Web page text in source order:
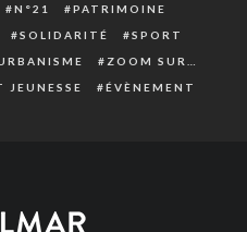
N°21
PATRIMOINE
SOLIDARITÉ
SPORT
ZOOM SUR…
JEUNESSE ÉVÈNEMENT